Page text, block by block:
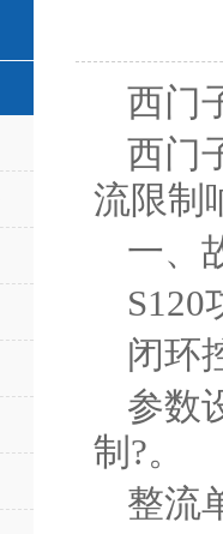
西门
西门
流限制
一、
闭环
参数
制?。
整流